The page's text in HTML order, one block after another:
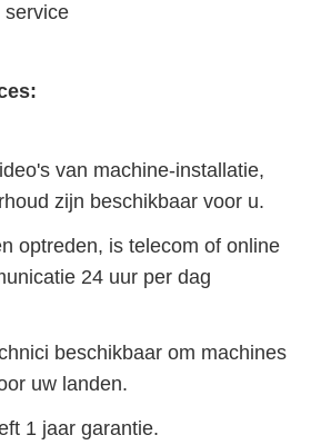
service
van machine-installatie,
zijn beschikbaar voor u.
optreden, is telecom of online
24 uur per dag
beschikbaar om machines
uw landen.
1 jaar garantie.